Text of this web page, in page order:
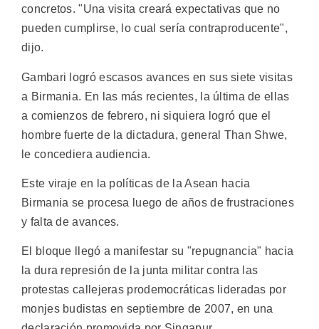
concretos. "Una visita creará expectativas que no
pueden cumplirse, lo cual sería contraproducente",
dijo.
Gambari logró escasos avances en sus siete visitas
a Birmania. En las más recientes, la última de ellas
a comienzos de febrero, ni siquiera logró que el
hombre fuerte de la dictadura, general Than Shwe,
le concediera audiencia.
Este viraje en la políticas de la Asean hacia
Birmania se procesa luego de años de frustraciones
y falta de avances.
El bloque llegó a manifestar su "repugnancia" hacia
la dura represión de la junta militar contra las
protestas callejeras prodemocráticas lideradas por
monjes budistas en septiembre de 2007, en una